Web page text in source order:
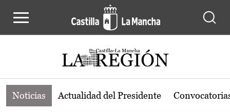
Noticias de la región de Castilla-La
Noticias Actualidad del Presidente